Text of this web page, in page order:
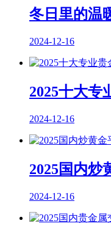
冬日里的
2024-12-16
2025十大专
2024-12-16
2025国内炒
2024-12-16